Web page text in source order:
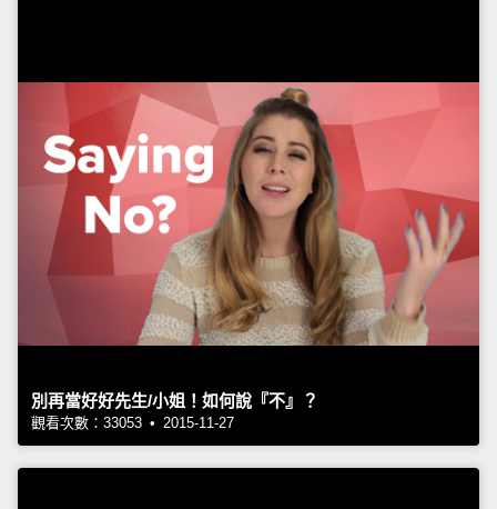
別再當好好先生/小姐！如何說『不』？
觀看次數：33053 • 2015-11-27